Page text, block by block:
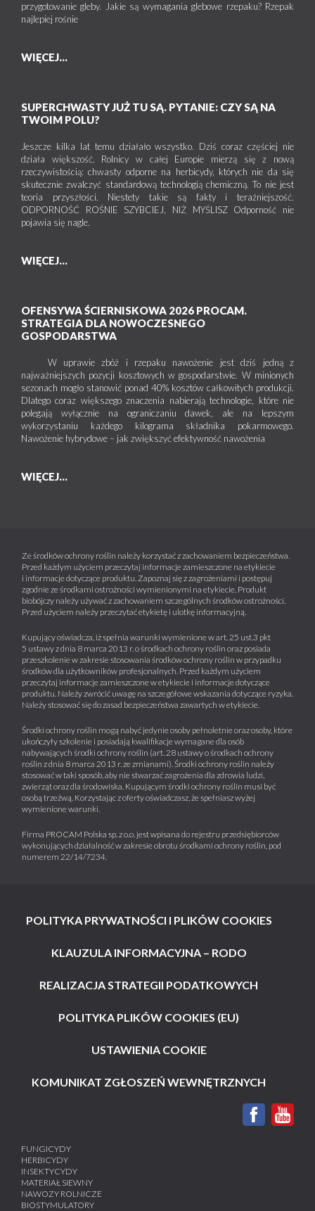
przygotowanie gleby. Jakie są wymagania glebowe rzepaku? Rzepak
najlepiej rośnie
WIĘCEJ...
SUPERCHWASTY JUŻ TU SĄ. PYTANIE: CZY SĄ NA
TWOIM POLU?
Jeszcze kilka lat temu działało wszystko. Dziś coraz częściej nie
działa większość. Rolnicy w całej Europie mierzą się z nową
rzeczywistością: chwasty odporne na herbicydy, których nie da się
skutecznie zwalczyć standardową technologią chemiczną. To nie jest
teoria przyszłości. Niestety takie są fakty i teraźniejszość.
ODPORNOŚĆ ROŚNIE SZYBCIEJ, NIŻ MYŚLISZ Odporność nie
pojawia się nagle.
WIĘCEJ...
OFENSYWA ŚCIERNISKOWA 2026 PROCAM.
STRATEGIA DLA NOWOCZESNEGO
GOSPODARSTWA
W uprawie zbóż i rzepaku nawożenie jest dziś jedną z
najważniejszych pozycji kosztowych w gospodarstwie. W minionych
sezonach mogło stanowić ponad 40% kosztów całkowitych produkcji.
Dlatego coraz większego znaczenia nabierają technologie, które nie
polegają wyłącznie na ograniczaniu dawek, ale na lepszym
wykorzystaniu każdego kilograma składnika pokarmowego.
Nawożenie hybrydowe – jak zwiększyć efektywność nawożenia
WIĘCEJ...
Ze środków ochrony roślin należy korzystać z zachowaniem bezpieczeństwa.
Przed każdym użyciem przeczytaj informacje zamieszczone na etykiecie
i informacje dotyczące produktu. Zapoznaj się z zagrożeniami i postępuj
zgodnie ze środkami ostrożności wymienionymi na etykiecie. Produkt
biobójczy należy używać z zachowaniem szczególnych środków ostrożności.
Przed użyciem należy przeczytać etykietę i ulotkę informacyjną.
Kupujący oświadcza, iż spełnia warunki wymienione w art. 25 ust.3 pkt
5 ustawy z dnia 8 marca 2013 r. o środkach ochrony roślin oraz posiada
przeszkolenie w zakresie stosowania środków ochrony roślin w przypadku
środków dla użytkowników profesjonalnych. Przed każdym użyciem
przeczytaj informacje zamieszczone w etykiecie i informacje dotyczące
produktu. Należy zwrócić uwagę na szczegółowe wskazania dotyczące ryzyka.
Należy stosować się do zasad bezpieczeństwa zawartych w etykiecie.
Środki ochrony roślin mogą nabyć jedynie osoby pełnoletnie oraz osoby, które
ukończyły szkolenie i posiadają kwalifikacje wymagane dla osób
nabywających środki ochrony roślin (art. 28 ustawy o środkach ochrony
roślin z dnia 8 marca 2013 r. ze zmianami). Środki ochrony roślin należy
stosować w taki sposób, aby nie stwarzać zagrożenia dla zdrowia ludzi,
zwierząt oraz dla środowiska. Kupującym środki ochrony roślin musi być
osobą trzeźwą. Korzystając z oferty oświadczasz, że spełniasz wyżej
wymienione warunki.
Firma PROCAM Polska sp. z o.o. jest wpisana do rejestru przedsiębiorców
wykonujących działalność w zakresie obrotu środkami ochrony roślin, pod
numerem 22/14/7234.
POLITYKA PRYWATNOŚCI I PLIKÓW COOKIES
KLAUZULA INFORMACYJNA – RODO
REALIZACJA STRATEGII PODATKOWYCH
POLITYKA PLIKÓW COOKIES (EU)
USTAWIENIA COOKIE
KOMUNIKAT ZGŁOSZEŃ WEWNĘTRZNYCH
FUNGICYDY
HERBICYDY
INSEKTYCYDY
MATERIAŁ SIEWNY
NAWOZY ROLNICZE
BIOSTYMULATORY